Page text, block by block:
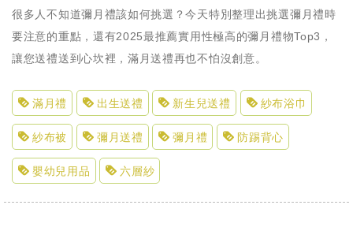
很多人不知道彌月禮該如何挑選？今天特別整理出挑選彌月禮時
要注意的重點，還有2025最推薦實用性極高的彌月禮物Top3，
讓您送禮送到心坎裡，滿月送禮再也不怕沒創意。
滿月禮 出生送禮 新生兒送禮 紗布浴巾
紗布被 彌月送禮 彌月禮 防踢背心
嬰幼兒用品 六層紗